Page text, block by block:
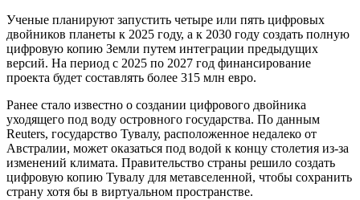
Ученые планируют запустить четыре или пять цифровых
двойников планеты к 2025 году, а к 2030 году создать полную
цифровую копию Земли путем интеграции предыдущих
версий. На период с 2025 по 2027 год финансирование
проекта будет составлять более 315 млн евро.
Ранее стало известно о создании цифрового двойника
уходящего под воду островного государства. По данным
Reuters, государство Тувалу, расположенное недалеко от
Австралии, может оказаться под водой к концу столетия из-за
изменений климата. Правительство страны решило создать
цифровую копию Тувалу для метавселенной, чтобы сохранить
страну хотя бы в виртуальном пространстве.